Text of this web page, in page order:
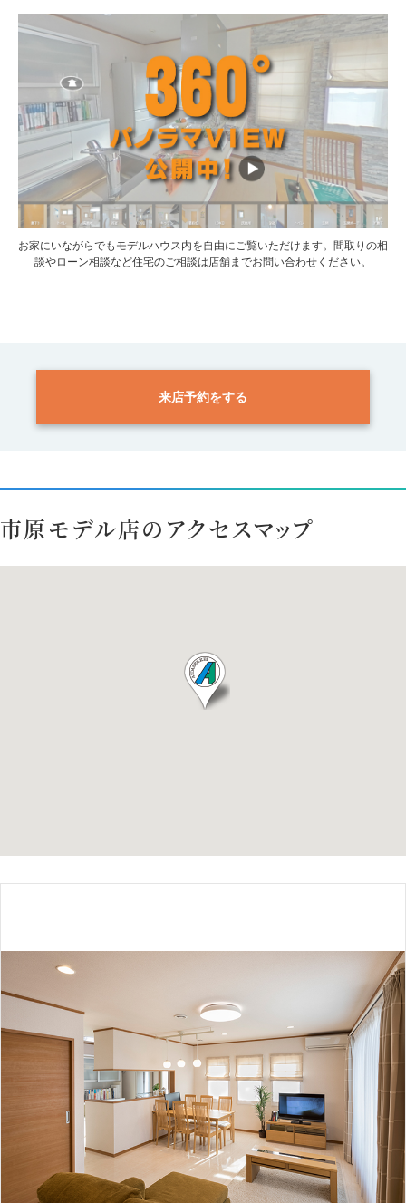
お家にいながらでもモデルハウス内を自由にご覧いただけます。間取りの相
談やローン相談など住宅のご相談は店舗までお問い合わせください。
来店予約をする
市原モデル店のアクセスマップ